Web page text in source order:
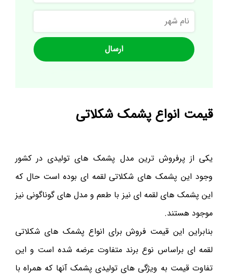
نام
شهر
قیمت انواع پشمک شکلاتی
یکی از پرفروش ترین مدل پشمک های تولیدی در کشور
وجود این پشمک های شکلاتی لقمه ای بوده است حال که
این پشمک های لقمه ای نیز با طعم و مدل های گوناگونی نیز
موجود هستند.
بنابراین این قیمت فروش برای انواع پشمک های شکلاتی
لقمه ای براساس نوع برند متفاوت عرضه شده است و این
تفاوت قیمت به ویژگی های تولیدی پشمک آنها که همراه با